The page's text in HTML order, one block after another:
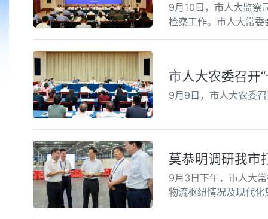
9月10日，市人大监察
检察工作。市人大常
市人大农委召开
9月9日，市人大农委
莫恭明调研我市
9月3日下午，市人大
物流枢纽情况及现代